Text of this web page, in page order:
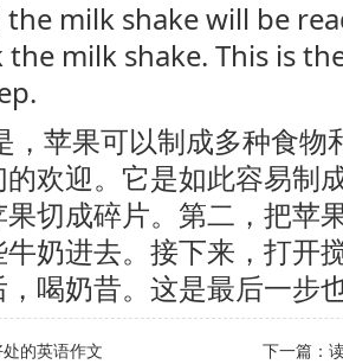
the milk shake will be
the milk shake. This is
，苹果可以制成多种食物
欢迎。它是如此容易制
切成碎片。第二，把苹
奶进去。接下来，打开
喝奶昔。这是最后一步
的英语作文 下一篇：